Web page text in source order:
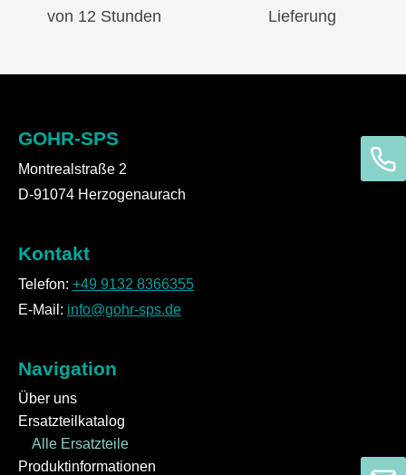
von 12 Stunden
Lieferung
GOHR-SPS
Montrealstraße 2
D-91074 Herzogenaurach
Kontakt
Telefon: +49 9132 8366355
E-Mail: info@gohr-sps.de
Navigation
Über uns
Ersatzteilkatalog
Alle Ersatzteile
Produktinformationen